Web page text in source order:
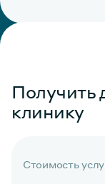
Получить
клинику
Стоимость